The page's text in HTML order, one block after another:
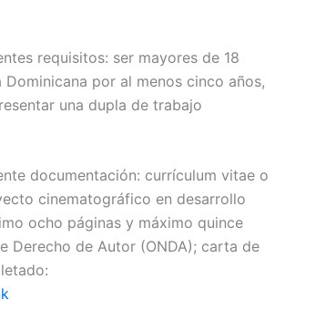
requisitos: ser mayores de 18
por al menos cinco años,
una dupla de trabajo
documentación: currículum vitae o
cinematográfico en desarrollo
ocho páginas y máximo quince
Derecho de Autor (ONDA); carta de